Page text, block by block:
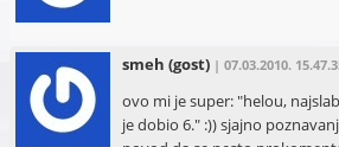
smeh (gost) | 07.03.2010.
ovo mi je super: "helou,
je dobio 6." :)) sjajno